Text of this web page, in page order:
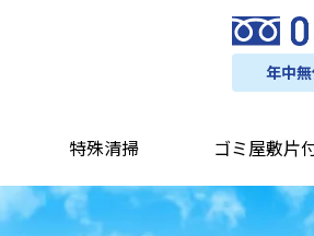
年中
特殊清掃 ゴミ屋敷片